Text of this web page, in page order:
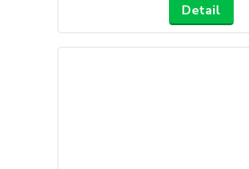
Detail